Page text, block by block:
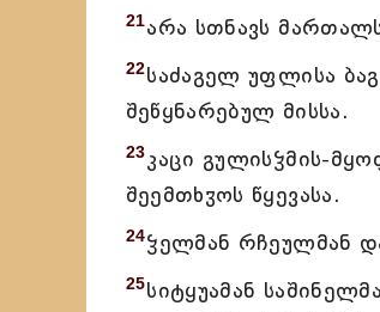
21არა სთნავს
22საძაგელ უფლისა
შეწყნარებულ მისსა.
23კაცი გულისჴმის-
შეემთხჳოს წყევასა.
24ჴელმან რჩეულმან
25სიტყუამან